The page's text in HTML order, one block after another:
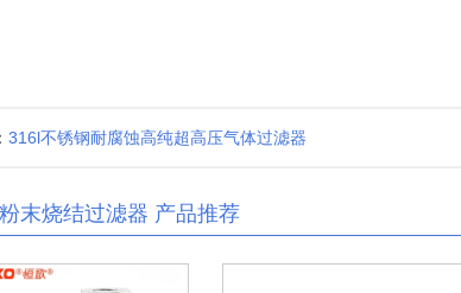
316l不锈钢耐腐蚀高纯超高压气体过滤器
末烧结过滤器 产品推荐